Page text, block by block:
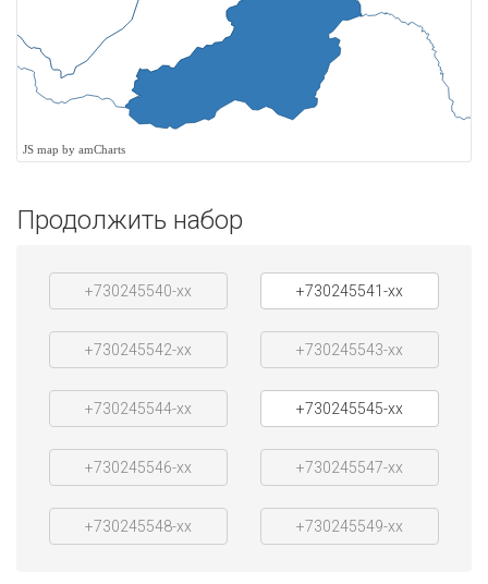
JS map by amCharts
Продолжить набор
+730245540-xx +730245541-xx
+730245542-xx +730245543-xx
+730245544-xx +730245545-xx
+730245546-xx +730245547-xx
+730245548-xx +730245549-xx